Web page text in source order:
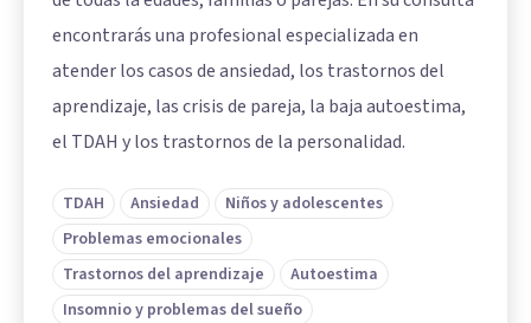
encontrarás una profesional especializada en
atender los casos de ansiedad, los trastornos del
aprendizaje, las crisis de pareja, la baja autoestima,
el TDAH y los trastornos de la personalidad.
TDAH Ansiedad
Niños y adolescentes
Problemas emocionales
Trastornos del aprendizaje
Autoestima
Insomnio y problemas del sueño